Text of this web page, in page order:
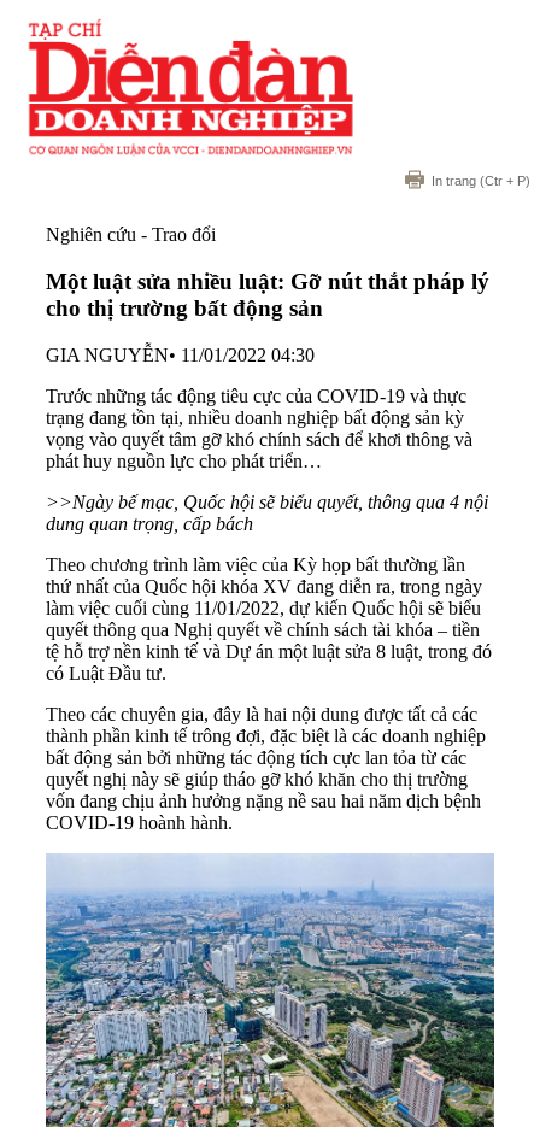
In trang (Ctr + P)
Nghiên cứu - Trao đổi
Một luật sửa nhiều luật: Gỡ nút thắt pháp lý
cho thị trường bất động sản
GIA NGUYỄN• 11/01/2022 04:30
Trước những tác động tiêu cực của COVID-19 và thực
trạng đang tồn tại, nhiều doanh nghiệp bất động sản kỳ
vọng vào quyết tâm gỡ khó chính sách để khơi thông và
phát huy nguồn lực cho phát triển…
>>Ngày bế mạc, Quốc hội sẽ biểu quyết, thông qua 4 nội
dung quan trọng, cấp bách
Theo chương trình làm việc của Kỳ họp bất thường lần
thứ nhất của Quốc hội khóa XV đang diễn ra, trong ngày
làm việc cuối cùng 11/01/2022, dự kiến Quốc hội sẽ biểu
quyết thông qua Nghị quyết về chính sách tài khóa – tiền
tệ hỗ trợ nền kinh tế và Dự án một luật sửa 8 luật, trong đó
có Luật Đầu tư.
Theo các chuyên gia, đây là hai nội dung được tất cả các
thành phần kinh tế trông đợi, đặc biệt là các doanh nghiệp
bất động sản bởi những tác động tích cực lan tỏa từ các
quyết nghị này sẽ giúp tháo gỡ khó khăn cho thị trường
vốn đang chịu ảnh hưởng nặng nề sau hai năm dịch bệnh
COVID-19 hoành hành.